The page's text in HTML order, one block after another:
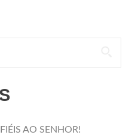
AO SENHOR!